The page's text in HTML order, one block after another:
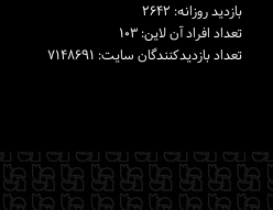
بازدید روزانه: ۲۶۴۲
تعداد افراد آن لاین: ۱۰۳
تعداد بازدیدكنندگان سایت: ۷۱۴۸۶۹۱